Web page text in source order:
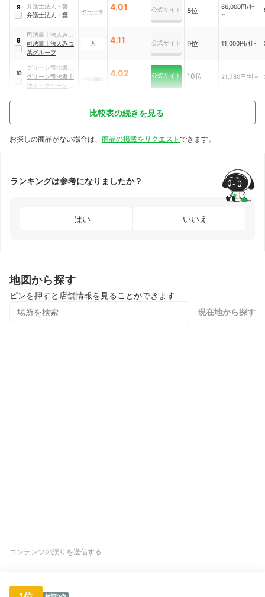
8
弁護士法人・響
弁護士法人・響
4.01 公式サイト 8位
66,000円/社
~
9
司法書士法人みつ
葉グループ
司法書士法人みつ
葉グループ
4.11 公式サイト 9位 11,000円/社~
10
グリーン司法書士
法人・グリーン行
政書士法人
グリーン司法書士
法人・グリーン行
4.02 公式サイト 10位 21,780円/社~
比較表の続きを見る
お探しの商品がない場合は、 商品の掲載をリクエスト できます。
ランキングは参考になりましたか？
はい いいえ
地図から探す
ピンを押すと店舗情報を見ることができます
現在地から探す
コンテンツの誤りを送信する